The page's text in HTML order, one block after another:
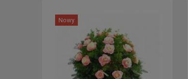
Nowy